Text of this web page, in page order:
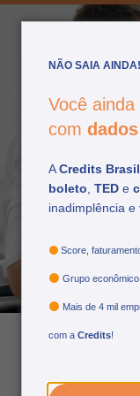
NÃO SAIA AINDA!
Você
com
ACredits Brasil
boleto TED e
inadimplência e
Score,
Grupo
Mais de 4 mil
com a Credits!